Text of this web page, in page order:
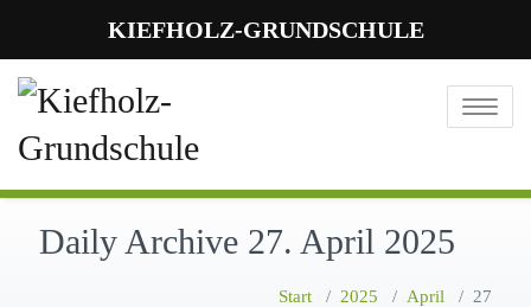
Toggle
Daily Archive 27. April 2025
Start / 2025 / April / 27
KIEFHOLZ-GRUNDSCHULE